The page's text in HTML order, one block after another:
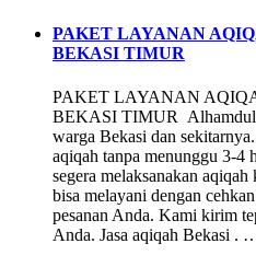
PAKET LAYANAN
BEKASI TIMUR
PAKET LAYANAN
BEKASI TIMUR
warga Bekasi dan
aqiqah tanpa menunggu 3-4
segera melaksanakan
bisa melayani dengan
pesanan Anda. Kami kirim
Anda. Jasa aqiqah Bekasi .